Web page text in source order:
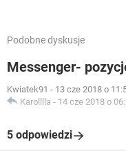
Podobne dyskusje
Messenger-
Kwiatek91 - 13 cze 2018 o
Karolllla - 14 cze 2018 o
5 odpowiedzi